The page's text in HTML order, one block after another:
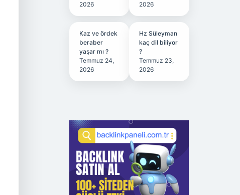
2026
2026
Kaz ve ördek
beraber
yaşar mı ?
Temmuz 24,
2026
Hz Süleyman
kaç dil biliyor
?
Temmuz 23,
2026